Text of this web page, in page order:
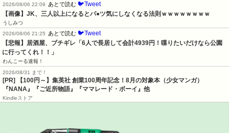
2026/08/06 22:09
あとで読む 🐦Tweet
【画像】JK、三人以上になるとパ●ツ気にしなくなる法則ｗｗｗｗｗｗｗｗ
うしみつ
2026/08/06 21:25
あとで読む 🐦Tweet
【悲報】居酒屋、ブチギレ「6人で長居して会計4939円！喋りたいだけなら公園
に行ってくれ！！」
わんこーる速報！
2026/08/31 まで！
[PR]
【100円～】集英社 創業100周年記念！8月の対象本（少女マンガ）
『NANA』『ご近所物語』『ママレード・ボーイ』他
Kindleストア